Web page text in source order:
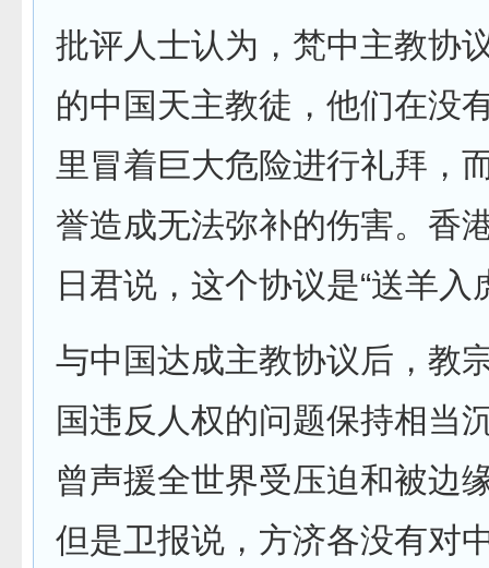
批评人士认为，梵中主教协
的中国天主教徒，他们在没
里冒着巨大危险进行礼拜，
誉造成无法弥补的伤害。香
日君说，这个协议是“送羊入
与中国达成主教协议后，教
国违反人权的问题保持相当
曾声援全世界受压迫和被边
但是卫报说，方济各没有对